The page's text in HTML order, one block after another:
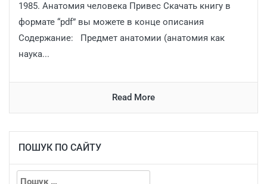
1985. Анатомия человека Привес Скачать книгу в
формате “pdf” вы можете в конце описания
Содержание: Предмет анатомии (анатомия как
наука...
Read More
ПОШУК ПО САЙТУ